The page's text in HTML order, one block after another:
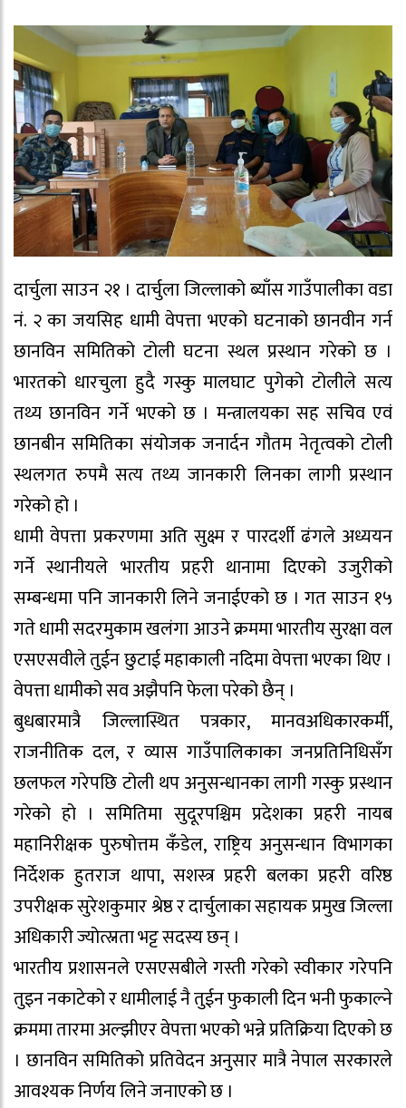
दार्चुला साउन २१ । दार्चुला जिल्लाको ब्याँस गाउँपालीका वडा
नं. २ का जयसिह धामी वेपत्ता भएको घटनाको छानवीन गर्न
छानविन समितिको टोली घटना स्थल प्रस्थान गरेको छ ।
भारतको धारचुला हुदै गस्कु मालघाट पुगेको टोलीले सत्य
तथ्य छानविन गर्ने भएको छ । मन्त्रालयका सह सचिव एवं
छानबीन समितिका संयोजक जनार्दन गौतम नेतृत्वको टोली
स्थलगत रुपमै सत्य तथ्य जानकारी लिनका लागी प्रस्थान
गरेको हो ।
धामी वेपत्ता प्रकरणमा अति सुक्ष्म र पारदर्शी ढंगले अध्ययन
गर्ने स्थानीयले भारतीय प्रहरी थानामा दिएको उजुरीको
सम्बन्धमा पनि जानकारी लिने जनाईएको छ । गत साउन १५
गते धामी सदरमुकाम खलंगा आउने क्रममा भारतीय सुरक्षा वल
एसएसवीले तुईन छुटाई महाकाली नदिमा वेपत्ता भएका थिए ।
वेपत्ता धामीको सव अझैपनि फेला परेको छैन् ।
बुधबारमात्रै जिल्लास्थित पत्रकार, मानवअधिकारकर्मी,
राजनीतिक दल, र व्यास गाउँपालिकाका जनप्रतिनिधिसँग
छलफल गरेपछि टोली थप अनुसन्धानका लागी गस्कु प्रस्थान
गरेको हो । समितिमा सुदूरपश्चिम प्रदेशका प्रहरी नायब
महानिरीक्षक पुरुषोत्तम कँडेल, राष्ट्रिय अनुसन्धान विभागका
निर्देशक हुतराज थापा, सशस्त्र प्रहरी बलका प्रहरी वरिष्ठ
उपरीक्षक सुरेशकुमार श्रेष्ठ र दार्चुलाका सहायक प्रमुख जिल्ला
अधिकारी ज्योत्स्नता भट्ट सदस्य छन् ।
भारतीय प्रशासनले एसएसबीले गस्ती गरेको स्वीकार गरेपनि
तुइन नकाटेको र धामीलाई नै तुईन फुकाली दिन भनी फुकाल्ने
क्रममा तारमा अल्झीएर वेपत्ता भएको भन्ने प्रतिक्रिया दिएको छ
। छानविन समितिको प्रतिवेदन अनुसार मात्रै नेपाल सरकारले
आवश्यक निर्णय लिने जनाएको छ ।